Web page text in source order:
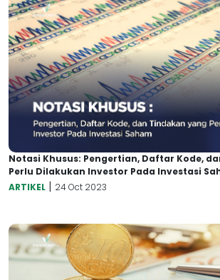
Notasi Khusus: Pengertian, Daftar Kode,
Perlu Dilakukan Investor Pada Investasi
ARTIKEL | 24 Oct 2023